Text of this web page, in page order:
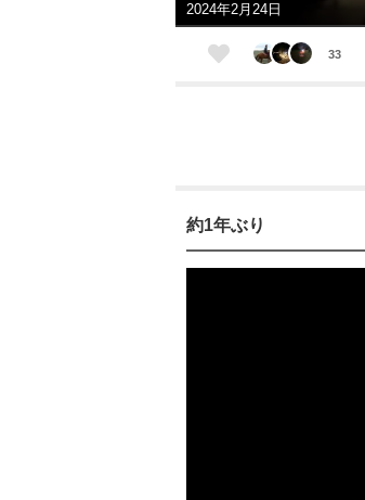
2024年2月24日
33
約1年ぶり